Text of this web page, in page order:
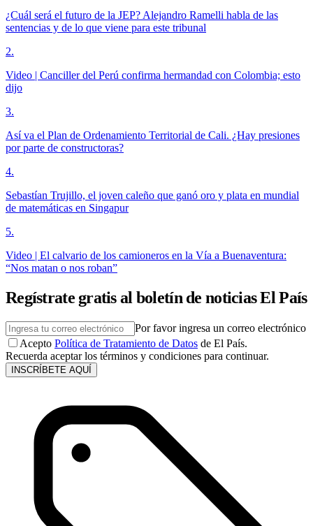
¿Cuál será el futuro de la JEP? Alejandro Ramelli habla de las
sentencias y de lo que viene para este tribunal
2.
Video | Canciller del Perú confirma hermandad con Colombia; esto
dijo
3.
Así va el Plan de Ordenamiento Territorial de Cali. ¿Hay presiones
por parte de constructoras?
4.
Sebastían Trujillo, el joven caleño que ganó oro y plata en mundial
de matemáticas en Singapur
5.
Video | El calvario de los camioneros en la Vía a Buenaventura:
“Nos matan o nos roban”
Regístrate gratis al boletín de noticias El País
Por favor ingresa un correo electrónico
Acepto Política de Tratamiento de Datos de El País.
Recuerda aceptar los términos y condiciones para continuar.
INSCRÍBETE AQUÍ